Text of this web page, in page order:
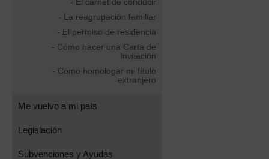
- La reagrupación familiar
- El permiso de residencia
- Cómo hacer una Carta de
Invitación
- Cómo homologar mi título
extranjero
Me vuelvo a mi país
Legislación
Subvenciones y Ayudas